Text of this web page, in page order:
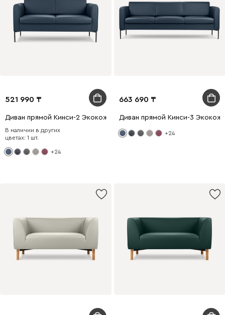
521 990
Диван прямой Кинси-2 Экокожа Синий
В наличии в других
цветах: 1 шт.
+24
663 690
Диван прямой Кинси-3
+24